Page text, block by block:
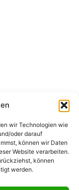
wir Technologien wie
oder darauf
können wir Daten
Website verarbeiten.
können
werden.